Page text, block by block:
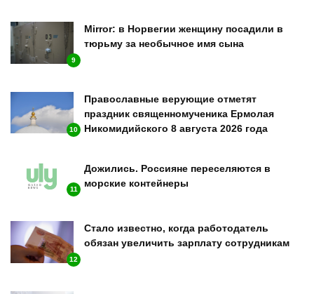
9
Mirror: в Норвегии женщину посадили в
тюрьму за необычное имя сына
10
Православные верующие отметят
праздник священномученика Ермолая
Никомидийского 8 августа 2026 года
11
Дожились. Россияне переселяются в
морские контейнеры
12
Стало известно, когда работодатель
обязан увеличить зарплату сотрудникам